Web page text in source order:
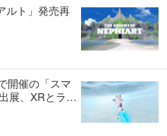
ルト」発売再
開催の「スマ
展、XRとライ
ティブコンテ